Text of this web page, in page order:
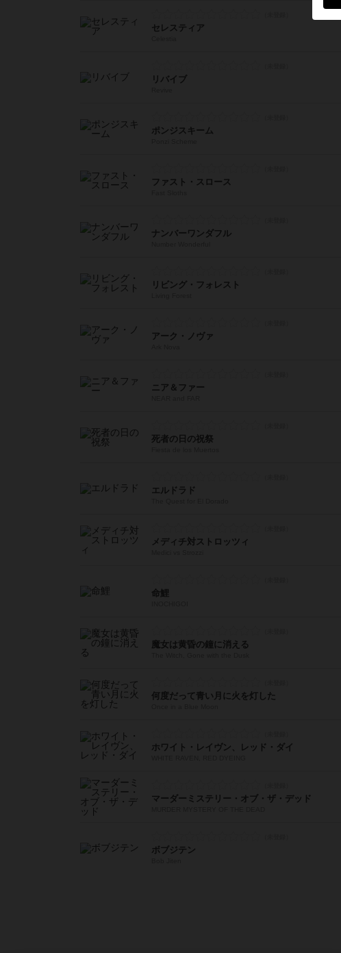
セレスティア
リバイブ
ポンジスキーム
ファスト・スロース
ナンバーワンダフル
リビング・フォレスト
アーク・ノヴァ
ニア＆ファー
死者の日の祝祭
エルドラド
メディチ対ストロッツィ
命鯉
魔女は黄昏の鐘に消える
何度だって青い月に火を灯した
ホワイト・レイヴン、レッド・ダイ
マーダーミステリー・オブ・ザ・デッド
ボブジテン